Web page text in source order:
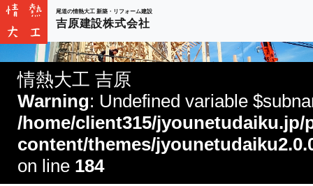
尾道の情熱大工 新築・リフォーム建設
吉原建設株式会社
情熱大工 吉原
Warning: Undefined variable
/home/client315/
content/themes/
on line 184